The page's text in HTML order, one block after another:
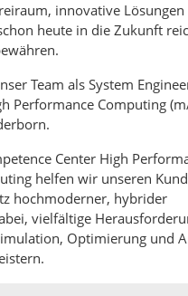
innovative Lösungen
heute in die Zukunft
Team als System
Performance Computing
Center High
helfen wir unseren
hochmoderner, hybrider
vielfältige
Optimierung und